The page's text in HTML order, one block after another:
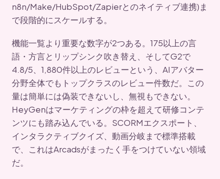
n8n/Make/HubSpot/Zapierとのネイティブ連携)ま
で段階的にスケールする。
機能一覧より重要な数字が2つある。175以上の言
語・方言とリップシンク吹き替え、そしてG2で
4.8/5、1,880件以上のレビューという、AIアバター
分野全体でもトップクラスのレビュー件数だ。この
量は簡単には偽装できないし、無視もできない。
HeyGenはマーケティングの枠を超えて研修コンテ
ンツにも踏み込んでいる。SCORMエクスポート、
インタラクティブクイズ、動画分岐まで標準搭載
で、これはArcadsがまったく手をつけていない領域
だ。